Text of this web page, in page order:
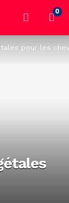
0
pour les